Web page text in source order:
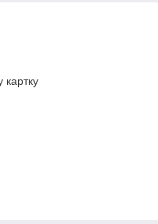
картку